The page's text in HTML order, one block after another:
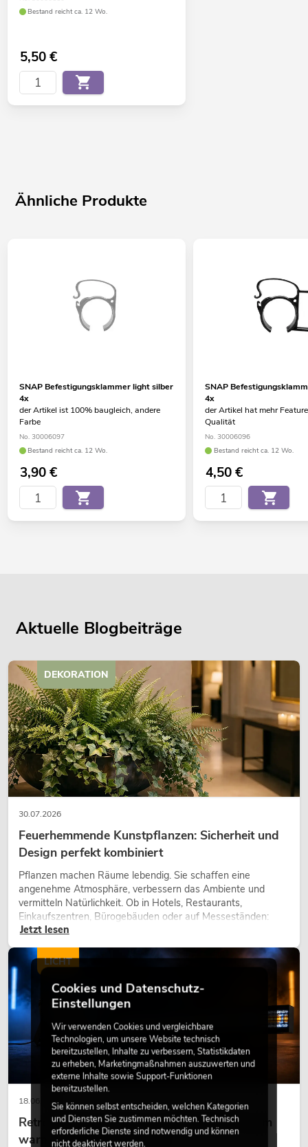
Bestand reicht ca. 12 Wo.
5,50€
Ähnliche Produkte
SNAP Befestigungsklammer light silber
4x
der Artikel ist 100% baugleich, andere
Farbe
No. 30006097
Bestand reicht ca. 12 Wo.
3,90€
SNAP
4x
der Artikel hat mehr
Qualität
No. 30006096
Bestand reicht ca. 12 Wo.
4,50€
Aktuelle Blogbeiträge
30.07.2026
Feuerhemmende Kunstpflanzen: Sicherheit und
Design perfekt kombiniert
Pflanzen machen Räume lebendig. Sie schaffen eine
angenehme Atmosphäre, verbessern das Ambiente und
vermitteln Natürlichkeit. Ob in Hotels, Restaurants,
Einkaufszentren, Bürogebäuden oder auf Messeständen:
eine hochwertige Begrünung gehört heute längst zum
Jetzt lesen
DEKORATION
18.06.2026
Retro-Licht im modernen Lichtdesign: Warum
warmes Licht wieder wirkt
LICHT
Cookies und Datenschutz-
Einstellungen
Wir verwenden Cookies und vergleichbare
Technologien, um unsere Website technisch
bereitzustellen, Inhalte zu verbessern, Statistikdaten
zu erheben, Marketingmaßnahmen auszuwerten und
externe Inhalte sowie Support-Funktionen
bereitzustellen.
Sie können selbst entscheiden, welchen Kategorien
und Diensten Sie zustimmen möchten. Technisch
erforderliche Dienste sind notwendig und können
nicht deaktiviert werden.